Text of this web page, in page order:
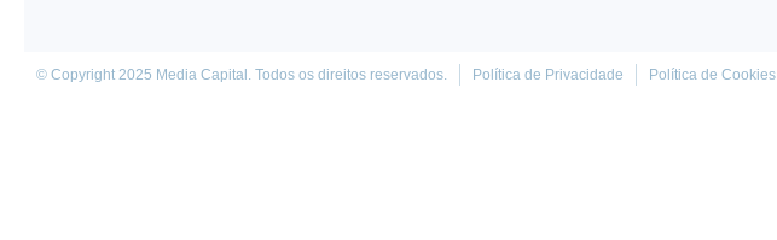
© Copyright 2025 Media Capital. Todos os direitos reservados. Política de Privacidade Política de Cookies